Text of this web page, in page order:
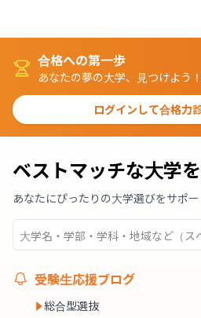
合格への第一歩
あなたの夢の大学、見つけよう！
ログインして合格力
ベストマッチな大学
あなたにぴったりの大学選びをサポ
受験生応援ブログ
総合型選抜